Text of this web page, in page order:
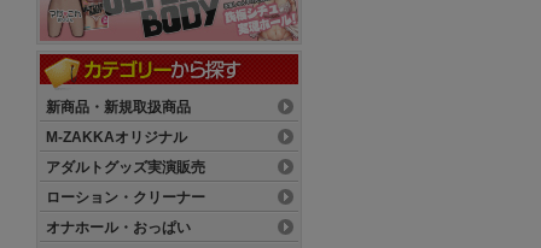
新商品・新規取扱商品
M-ZAKKAオリジナル
アダルトグッズ実演販売
ローション・クリーナー
オナホール・おっぱい